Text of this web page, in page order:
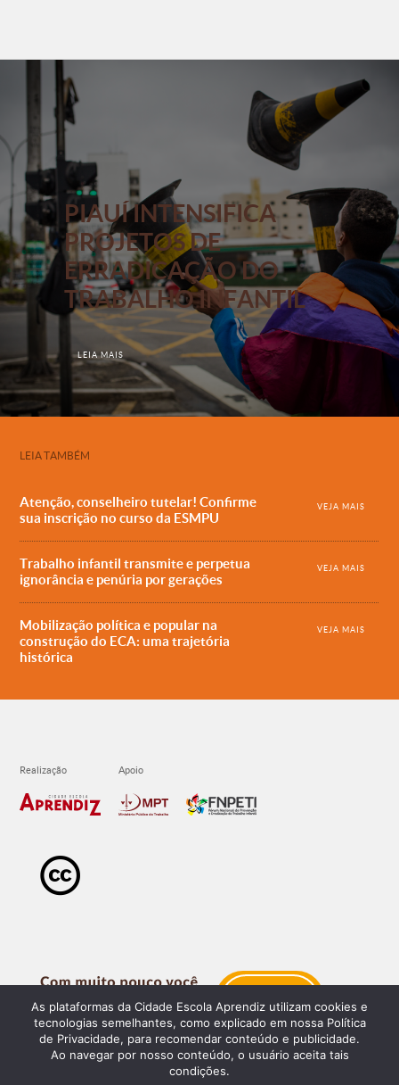
PIAUÍ INTENSIFICA
PROJETOS DE
ERRADICAÇÃO DO
TRABALHO INFANTIL
LEIA MAIS
LEIA TAMBÉM
Atenção, conselheiro tutelar! Confirme
sua inscrição no curso da ESMPU
VEJA MAIS
Trabalho infantil transmite e perpetua
ignorância e penúria por gerações
VEJA MAIS
Mobilização política e popular na
construção do ECA: uma trajetória
histórica
VEJA MAIS
As plataformas da Cidade Escola Aprendiz utilizam cookies e
tecnologias semelhantes, como explicado em nossa Política
de Privacidade, para recomendar conteúdo e publicidade.
Ao navegar por nosso conteúdo, o usuário aceita tais
condições.